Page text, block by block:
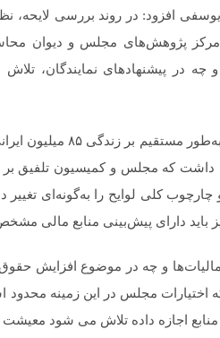
افزود: در روند بررسی لایحه،
مرکز پژوهش‌های مجلس و دیوان
در پیشنهادهای نمایندگان، تلاش
به گفته وی لایحه بودجه به‌عنوان سند
کلی لوایح را به‌گونه‌ای تغییر
باید دارای پیش‌بینی منابع مالی
و چه در موضوع افزایش حقوق،
اختیارات مجلس در این زمینه محدود
منابع اجازه داده تلاش می شود